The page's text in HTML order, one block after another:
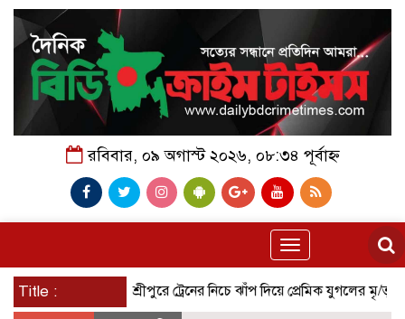
রবিবার, ০৯ অগাস্ট ২০২৬, ০৮:৩৪ পূর্বাহ্ন
Toggle
navigation
Title :
গাজীপুরের শ্রীপুরে ট্রেনের নিচে ঝাঁপ দিয়ে প্রেমিক যুগলের মৃ/ত্যু!